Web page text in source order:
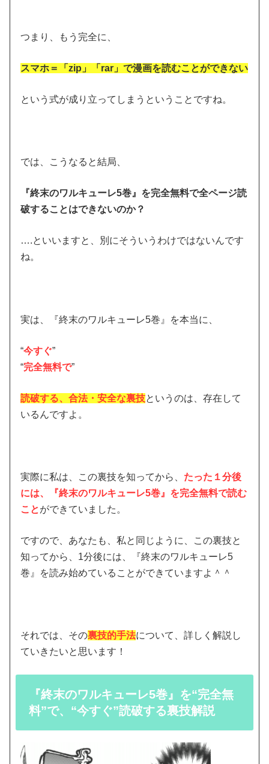
つまり、もう完全に、
スマホ＝「zip」「rar」で漫画を読むことができない
という式が成り立ってしまうということですね。
では、こうなると結局、
『終末のワルキューレ5巻』を完全無料で全ページ読
破することはできないのか？
….といいますと、別にそういうわけではないんです
ね。
実は、『終末のワルキューレ5巻』を本当に、
“今すぐ”
“完全無料で”
読破する、合法・安全な裏技というのは、存在して
いるんですよ。
実際に私は、この裏技を知ってから、 たった１分後
には、『終末のワルキューレ5巻』を完全無料で読む
ことができていました。
ですので、あなたも、私と同じように、この裏技と
知ってから、1分後には、『終末のワルキューレ5
巻』を読み始めていることができていますよ＾＾
それでは、その裏技的手法について、詳しく解説し
ていきたいと思います！
『終末のワルキューレ5巻』を“完全無
料”で、“今すぐ”読破する裏技解説